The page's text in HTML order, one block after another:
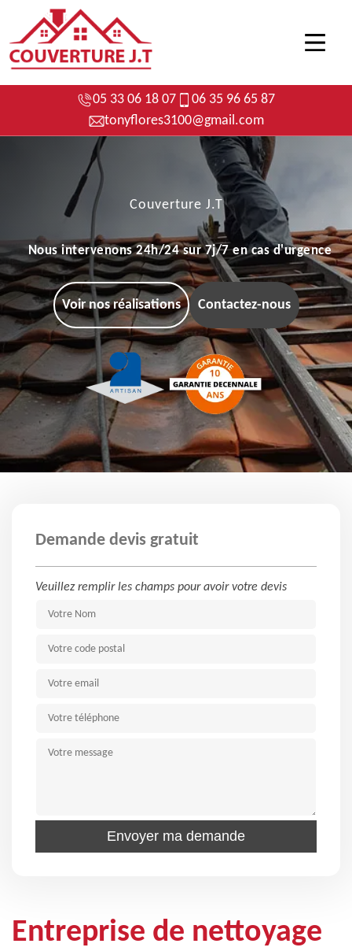
05 33 06 18 07
06 35 96 65 87
tonyflores3100@gmail.com
Couverture J.T
Nous intervenons 24h/24 sur 7j/7 en cas d'urgence
Voir nos réalisations Contactez-nous
Demande devis gratuit
Veuillez remplir les champs pour avoir votre devis
Entreprise de nettoyage